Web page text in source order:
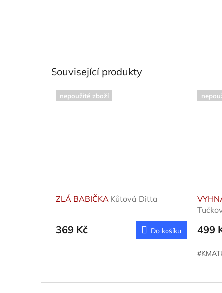
Související produkty
nepoužité zboží
ZLÁ BABIČKA Kůtová Ditta
369 Kč Do košíku 499